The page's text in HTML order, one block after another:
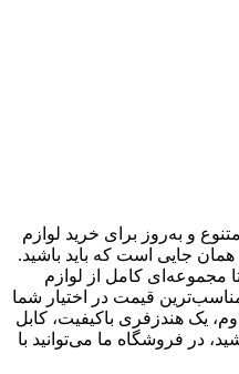
به‌روز برای خرید لوازم
جایی است که باید باشید.
کامل از لوازم
قیمت در اختیار شما
هندزفری باکیفیت، کابل
ما می‌توانید با